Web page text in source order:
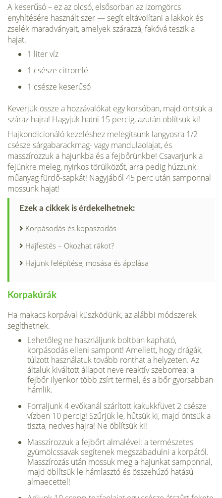
A keserűsó – ez az olcsó, elsősorban az izomgörcs
enyhítésére használt szer — segít eltávolítani a lakkok és
zselék maradványait, amelyek szárazzá, fakóvá teszik a
hajat.
1 liter víz
1 csésze citromlé
1 csésze keserűsó
Keverjük össze a hozzávalókat egy korsóban, majd öntsük a
száraz hajra! Hagyjuk hatni 15 percig, azután öblítsük ki!
Hajkondicionáló kezeléshez melegítsünk langyosra 1/2
csésze sárgabarackmag- vagy mandulaolajat, és
masszírozzuk a hajunkba és a fejbőrünkbe! Csavarjunk a
fejünkre meleg, nyirkos törülközőt, arra pedig húzzunk
műanyag fürdő-sapkát! Nagyjából 45 perc után samponnal
mossunk hajat!
Ezek a cikkek is érdekelhetnek:
Korpásodás és kopaszodás
Hajfestés – Okozhat rákot?
Hajunk felépítése, mosása és ápolása
Korpakúrák
Ha makacs korpával küszködünk, az alábbi módszerek
segíthetnek.
Lehetőleg ne használjunk boltban kapható,
korpásodás elleni sampont! Amellett, hogy drágák,
túlzott használatuk tovább ronthat a helyzeten. Az
általuk kiváltott állapot neve reaktív szeborrea: a
fejbőr ilyenkor több zsírt termel, és a bőr gyorsabban
hámlik.
Forraljunk 4 evőkanál szárított kakukkfüvet 2 csésze
vízben 10 percig! Szűrjük le, hűtsük ki, majd öntsük a
tiszta, nedves hajra! Ne öblítsük ki!
Masszírozzuk a fejbőrt almalével: a természetes
gyümölcssavak segítenek megszabadulni a korpától.
Masszírozás után mossuk meg a hajunkat samponnal,
majd öblítsük le hámlasztó és összehúzó hatású
almaecettel!